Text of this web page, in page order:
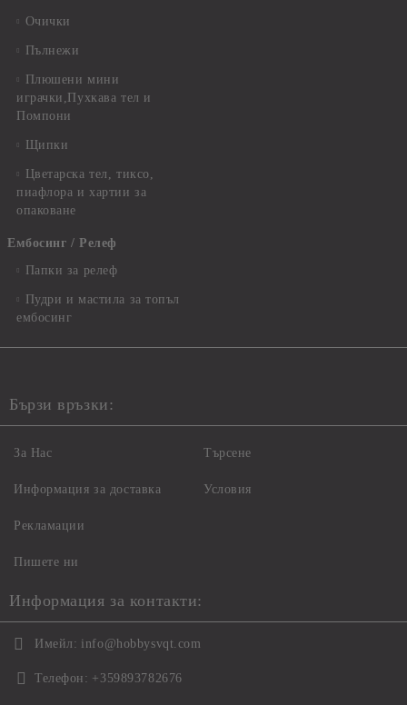
Очички
Пълнежи
Плюшени мини
играчки,Пухкава тел и
Помпони
Щипки
Цветарска тел, тиксо,
пиафлора и хартии за
опаковане
Ембосинг / Релеф
Папки за релеф
Пудри и мастила за топъл
ембосинг
Бързи връзки:
За Нас
Информация за доставка
Рекламации
Пишете ни
Търсене
Условия
Информация за контакти:
Имейл: info@hobbysvqt.com
Телефон: +359893782676